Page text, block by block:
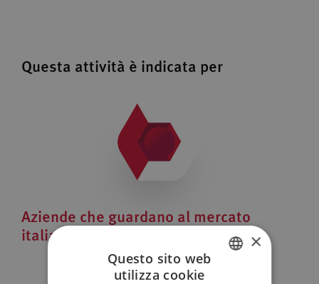
Questa attività è indicata per
Aziende che guardano al mercato
italiano
×
Questo sito web
utilizza cookie